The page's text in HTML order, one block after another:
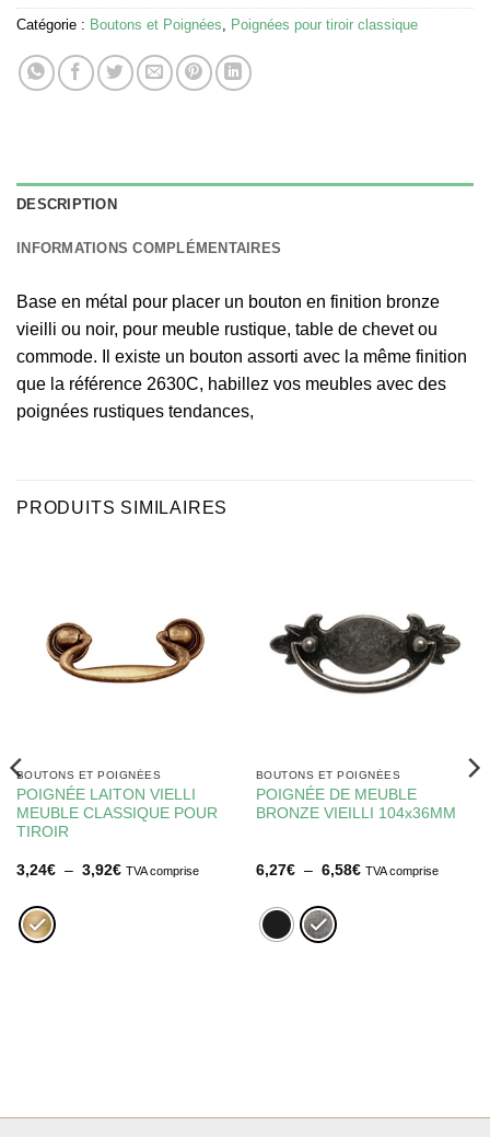
Catégorie : Boutons et Poignées Poignées pour tiroir classique
DESCRIPTION
INFORMATIONS COMPLÉMENTAIRES
Base en métal pour placer un bouton en finition bronze
vieilli ou noir, pour meuble rustique, table de chevet ou
commode. Il existe un bouton assorti avec la même finition
que la référence 2630C, habillez vos meubles avec des
poignées rustiques tendances,
PRODUITS SIMILAIRES
BOUTONS ET POIGNÉES
POIGNÉE LAITON VIELLI
MEUBLE CLASSIQUE POUR
TIROIR
3,24€ – 3,92€Plage
TVA comprise
BOUTONS ET POIGNÉES
POIGNÉE DE MEUBLE
BRONZE VIEILLI 104x36MM
6,27€ – 6,58€Plage
TVA comprise